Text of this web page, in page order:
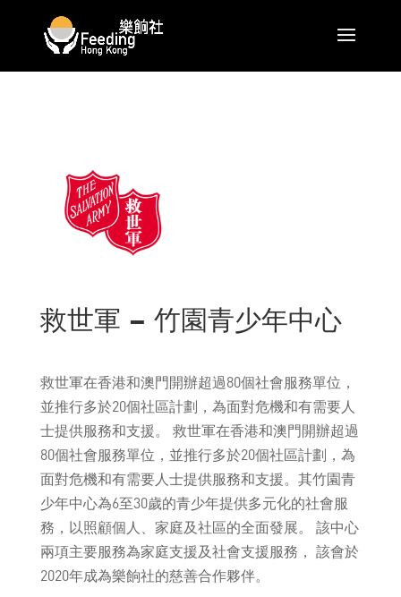
救世軍 – 竹園青少年中心
救世軍在香港和澳門開辦超過80個社會服務單位，
並推行多於20個社區計劃，為面對危機和有需要人
士提供服務和支援。 救世軍在香港和澳門開辦超過
80個社會服務單位，並推行多於20個社區計劃，為
面對危機和有需要人士提供服務和支援。其竹園青
少年中心為6至30歲的青少年提供多元化的社會服
務，以照顧個人、家庭及社區的全面發展。 該中心
兩項主要服務為家庭支援及社會支援服務， 該會於
2020年成為樂餉社的慈善合作夥伴。